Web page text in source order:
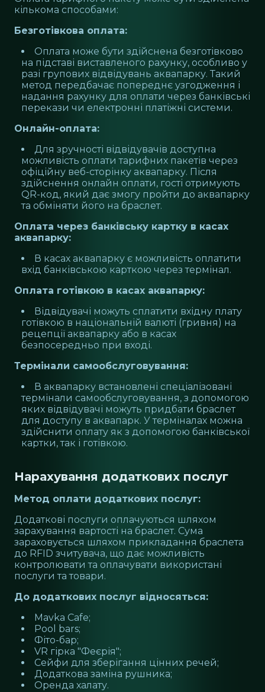
кількома способами:
Безготівкова оплата:
Оплата може бути здійснена безготівково
на підставі виставленого рахунку, особливо у
разі групових відвідувань аквапарку. Такий
метод передбачає попереднє узгодження і
надання рахунку для оплати через банківські
перекази чи електронні платіжні системи.
Онлайн-оплата:
Для зручності відвідувачів доступна
можливість оплати тарифних пакетів через
офіційну веб-сторінку аквапарку. Після
здійснення онлайн оплати, гості отримують
QR-код, який дає змогу пройти до аквапарку
та обміняти його на браслет.
Оплата через банківську картку в касах
аквапарку:
В касах аквапарку є можливість оплатити
вхід банківською карткою через термінал.
Оплата готівкою в касах аквапарку:
Відвідувачі можуть сплатити вхідну плату
готівкою в національній валюті (гривня) на
рецепції аквапарку або в касах
безпосередньо при вході.
Термінали самообслуговування:
В аквапарку встановлені спеціалізовані
термінали самообслуговування, з допомогою
яких відвідувачі можуть придбати браслет
для доступу в аквапарк. У терміналах можна
здійснити оплату як з допомогою банківської
картки, так і готівкою.
Нарахування додаткових послуг
Метод оплати додаткових послуг:
Додаткові послуги оплачуються шляхом
зарахування вартості на браслет. Сума
зараховується шляхом прикладання браслета
до RFID зчитувача, що дає можливість
контролювати та оплачувати використані
послуги та товари.
До додаткових послуг відносяться:
Mavka Cafe;
Pool bars;
Фіто-бар;
VR гірка "Феєрія";
Сейфи для зберігання цінних речей;
Додаткова заміна рушника;
Оренда халату.